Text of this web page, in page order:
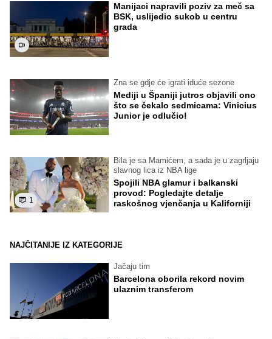
Manijaci napravili poziv za meč sa
BSK, uslijedio sukob u centru
grada
Zna se gdje će igrati iduće sezone
Mediji u Španiji jutros objavili ono
što se čekalo sedmicama: Vinicius
Junior je odlučio!
1
Bila je sa Mamićem, a sada je u zagrljaju
slavnog lica iz NBA lige
Spojili NBA glamur i balkanski
provod: Pogledajte detalje
raskošnog vjenčanja u Kaliforniji
NAJČITANIJE IZ KATEGORIJE
Jačaju tim
Barcelona oborila rekord novim
ulaznim transferom